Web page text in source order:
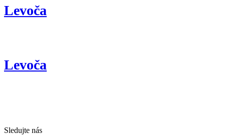
Levoča
Levoča
Sledujte nás